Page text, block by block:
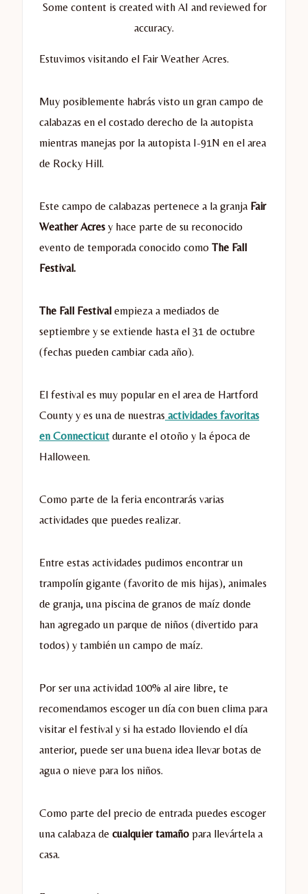
Some content is created with AI and reviewed for
accuracy.
Estuvimos visitando el Fair Weather Acres.
Muy posiblemente habrás visto un gran campo de
calabazas en el costado derecho de la autopista
mientras manejas por la autopista I-91N en el area
de Rocky Hill.
Este campo de calabazas pertenece a la granja Fair
Weather Acres y hace parte de su reconocido
evento de temporada conocido como The Fall
Festival.
The Fall Festival empieza a mediados de
septiembre y se extiende hasta el 31 de octubre
(fechas pueden cambiar cada año).
El festival es muy popular en el area de Hartford
County y es una de nuestras actividades favoritas
en Connecticut durante el otoño y la época de
Halloween.
Como parte de la feria encontrarás varias
actividades que puedes realizar.
Entre estas actividades pudimos encontrar un
trampolín gigante (favorito de mis hijas), animales
de granja, una piscina de granos de maíz donde
han agregado un parque de niños (divertido para
todos) y también un campo de maíz.
Por ser una actividad 100% al aire libre, te
recomendamos escoger un día con buen clima para
visitar el festival y si ha estado lloviendo el día
anterior, puede ser una buena idea llevar botas de
agua o nieve para los niños.
Como parte del precio de entrada puedes escoger
una calabaza de cualquier tamaño para llevártela a
casa.